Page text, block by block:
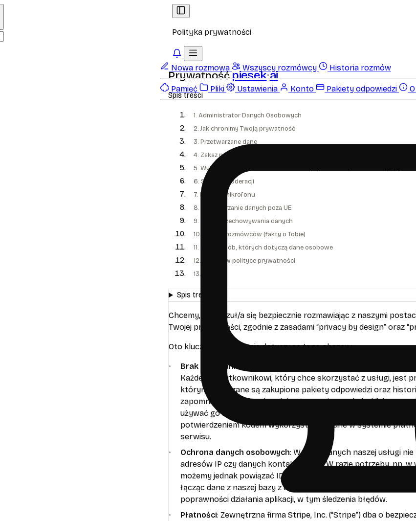
Polityka prywatności
Nowa rozmowa Wszyscy rozmówcy Historia rozmów
Pamięć Pliki Ustawienia Konto Pakiety odpowiedzi
Prywatnośćpiesek ai
Spis treści
1. Administrator Danych Osobowych
2. Jak chronimy Twoją prywatność
3. Przetwarzane dane
4. Zakaz podawania danych osobowych w treści wiadomości
5. Wykorzystanie wiadomości w celach poprawienia jakości usługi i jej
6. System moderacji
7. Funkcja mikrofonu
8. Przetwarzanie danych poza UE
9. Okres przechowywania danych
10. Pamięć rozmówców (fakty o Tobie)
11. Prawa osób, których dotyczą dane osobowe
12. Zmiany w polityce prywatności
13. Kontakt
Spis treści
Chcemy, abyś czuł/a się bezpiecznie rozmawiając z naszymi
Twojej prywatności, zgodnie z zasadami “privacy by design” oraz
Oto kluczowe informacje dotyczące tego obszaru:
Brak logowania i rejestracji
: Celowo nie używamy typowego
Każdemu użytkownikowi, który chce skorzystać z usługi, jest
którym powiązane są zakupione pakiety odpowiedzi oraz
zapomnieć (usunąć z aktualnie używanej przeglądarki),
używać go na wielu urządzeniach. Dla osób, które podały
potwierdzeniem kodem wykorzystująca dane w systemie
serwisu.
Ochrona danych osobowych: W bazie danych naszej usługi
adresów IP czy danych kontaktowych. W razie potrzeby, np.
możemy jednak powiązać ID konta oraz konkretne wątki
łącząc dane z naszej bazy z danymi z systemu płatności.
poprawności działania aplikacji, w tym śledzenia błędów.
Płatności: Zewnętrzna firma Stripe, Inc. (“Stripe”) dba o